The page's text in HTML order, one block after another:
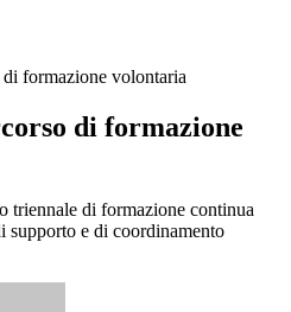
formazione volontaria
di formazione
triennale di formazione continua
e di coordinamento